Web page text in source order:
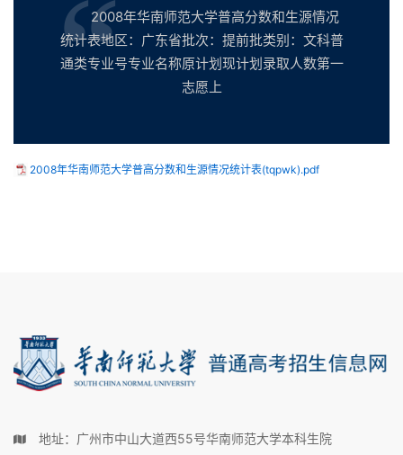
2008年华南师范大学普高分数和生源情况
统计表地区：广东省批次：提前批类别：文科普
通类专业号专业名称原计划现计划录取人数第一
志愿上
2008年华南师范大学普高分数和生源情况统计表(tqpwk).pdf
地址：广州市中山大道西55号华南师范大学本科生院